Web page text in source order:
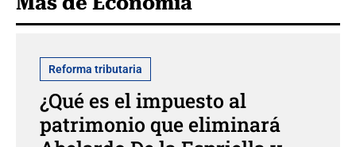
Reforma tributaria
¿Qué es el impuesto al
patrimonio que eliminará